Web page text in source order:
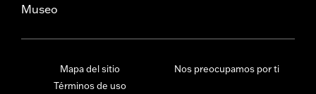
Museo
Mapa del sitio
Términos de uso
Nos preocupamos por ti